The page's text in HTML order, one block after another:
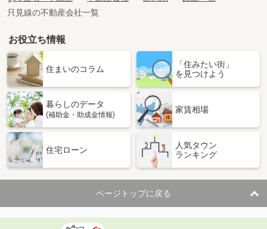
只見線の不動産会社一覧
お役立ち情報
住まいのコラム
「住みたい街」
を見つけよう
暮らしのデータ
(補助金・助成金情報)
家賃相場
住宅ローン
人気タウン
ランキング
ページトップに戻る